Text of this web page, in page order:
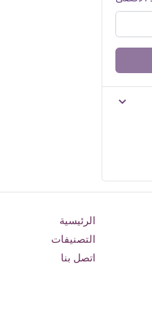
الرئيسية
التصنيفات
اتصل بنا